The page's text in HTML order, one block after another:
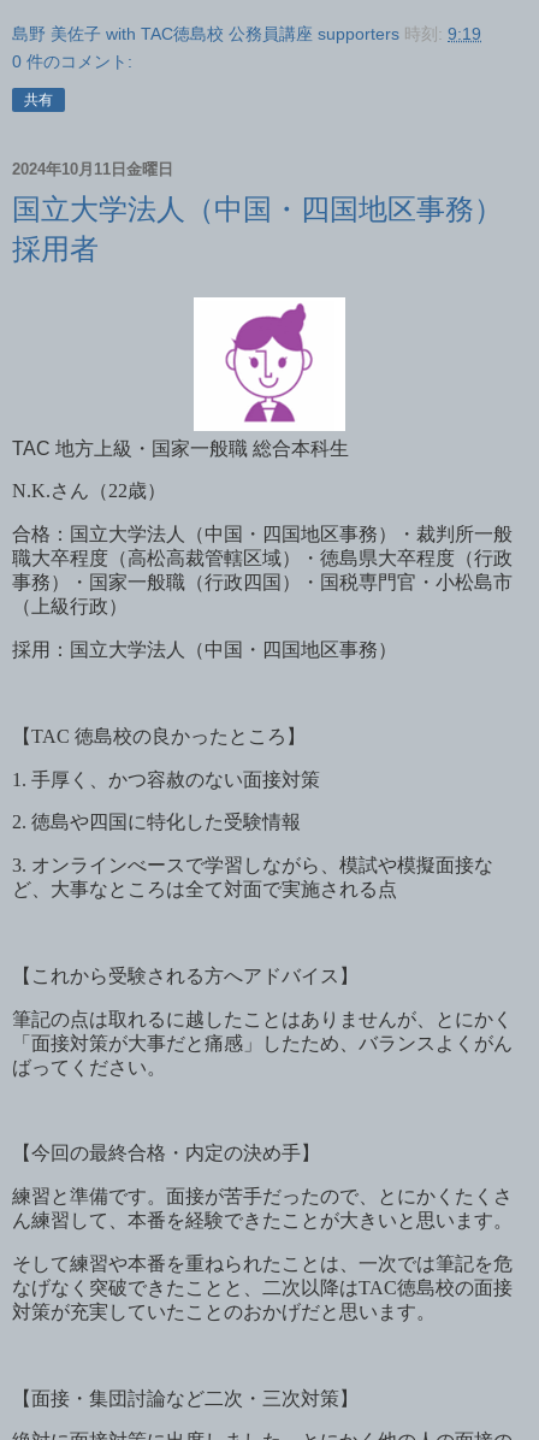
島野 美佐子 with TAC徳島校 公務員講座 supporters 時刻: 9:19
0 件のコメント:
共有
2024年10月11日金曜日
国立大学法人（中国・四国地区事務）
採用者
TAC 地方上級・国家一般職 総合本科生
N.K.さん（22歳）
合格：国立大学法人（中国・四国地区事務）・裁判所一般
職大卒程度（高松高裁管轄区域）・徳島県大卒程度（行政
事務）・国家一般職（行政四国）・国税専門官・小松島市
（上級行政）
採用：国立大学法人（中国・四国地区事務）
【TAC 徳島校の良かったところ】
1. 手厚く、かつ容赦のない面接対策
2. 徳島や四国に特化した受験情報
3. オンラインべースで学習しながら、模試や模擬面接な
ど、大事なところは全て対面で実施される点
【これから受験される方へアドバイス】
筆記の点は取れるに越したことはありませんが、とにかく
「面接対策が大事だと痛感」したため、バランスよくがん
ばってください。
【今回の最終合格・内定の決め手】
練習と準備です。面接が苦手だったので、とにかくたくさ
ん練習して、本番を経験できたことが大きいと思います。
そして練習や本番を重ねられたことは、一次では筆記を危
なげなく突破できたことと、二次以降はTAC徳島校の面接
対策が充実していたことのおかげだと思います。
【面接・集団討論など二次・三次対策】